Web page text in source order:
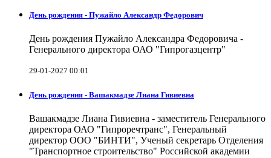
День рождения - Пужайло Александр Федорович
День рождения Пужайло Александра Федоровича -
Генерального директора ОАО "Гипрогазцентр"
29-01-2027 00:01
День рождения - Вашакмадзе Лиана Гивиевна
Вашакмадзе Лиана Гивиевна - заместитель Генерального
директора ОАО "Гипроречтранс", Генеральный
директор ООО "БИНТИ", Ученый секретарь Отделения
"Транспортное строительство" Российской академии